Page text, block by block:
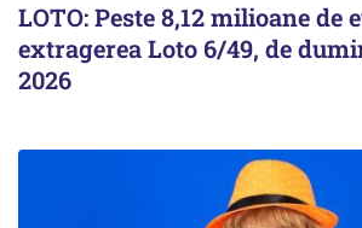
LOTO: Peste 8,12 milioane de
extragerea Loto 6/49, de
2026